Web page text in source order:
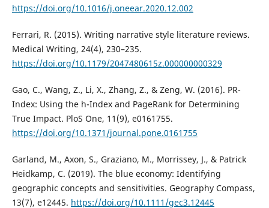
https://doi.org/10.1016/j.oneear.2020.12.002
Ferrari, R. (2015). Writing narrative style literature reviews.
Medical Writing, 24(4), 230–235.
https://doi.org/10.1179/2047480615z.000000000329
Gao, C., Wang, Z., Li, X., Zhang, Z., & Zeng, W. (2016). PR-
Index: Using the h-Index and PageRank for Determining
True Impact. PloS One, 11(9), e0161755.
https://doi.org/10.1371/journal.pone.0161755
Garland, M., Axon, S., Graziano, M., Morrissey, J., & Patrick
Heidkamp, C. (2019). The blue economy: Identifying
geographic concepts and sensitivities. Geography Compass,
13(7), e12445. https://doi.org/10.1111/gec3.12445